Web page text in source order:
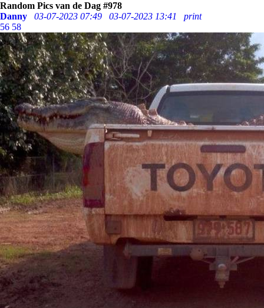
Random Pics van de Dag #978
Danny
03-07-2023 07:49 03-07-2023 13:41
print
56 58